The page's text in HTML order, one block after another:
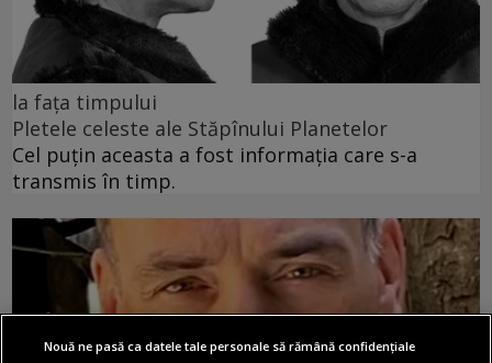
la fața timpului
Pletele celeste ale Stăpînului Planetelor
Cel puţin aceasta a fost informaţia care s-a
transmis în timp.
Nouă ne pasă ca datele tale personale să rămână confidențiale